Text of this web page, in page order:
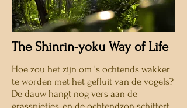
The Shinrin-yoku Way of Life
Hoe zou het zijn om 's ochtends wakker
te worden met het gefluit van de vogels?
De dauw hangt nog vers aan de